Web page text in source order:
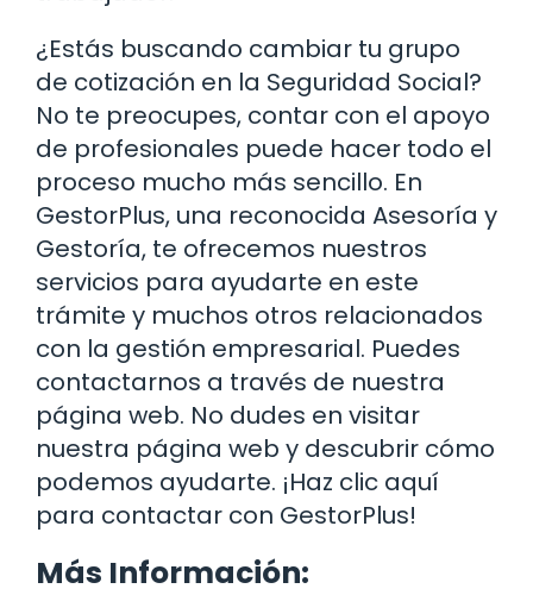
¿Estás buscando cambiar tu grupo
de cotización en la Seguridad Social?
No te preocupes, contar con el apoyo
de profesionales puede hacer todo el
proceso mucho más sencillo. En
GestorPlus, una reconocida Asesoría y
Gestoría, te ofrecemos nuestros
servicios para ayudarte en este
trámite y muchos otros relacionados
con la gestión empresarial. Puedes
contactarnos a través de nuestra
página web. No dudes en visitar
nuestra página web y descubrir cómo
podemos ayudarte. ¡Haz clic aquí
para contactar con GestorPlus!
Más Información: